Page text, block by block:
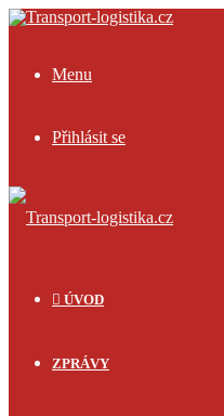
Menu
Přihlásit se
ÚVOD
ZPRÁVY